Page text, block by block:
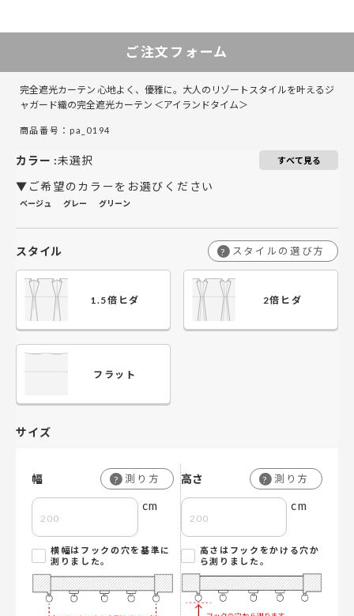
141～200 ￥27,600 ￥55,200 ￥82,800
141～200 ￥18,400 ￥36,800 ￥55,200
ご注文フォーム
完全遮光カーテン 心地よく、優雅に。大人のリゾートスタイルを叶えるジ
ャガード織の完全遮光カーテン ＜アイランドタイム＞
商品番号：pa_0194
カラー :未選択 すべて見る
▼ご希望のカラーをお選びください
ベージュ グレー グリーン
スタイル ? スタイルの選び方
1.5倍ヒダ 2倍ヒダ
フラット
サイズ
幅 ? 測り方
cm
横幅はフックの穴を基準に
測りました。
高さ ? 測り方
cm
高さはフックをかける穴か
ら測りました。